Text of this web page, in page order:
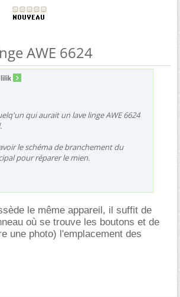
AWE 6624
lilik
qui aurait un lave linge AWE 6624
le schéma de branchement du
pour réparer le mien.
le même appareil, il suffit de
où se trouve les boutons et de
une photo) l'emplacement des